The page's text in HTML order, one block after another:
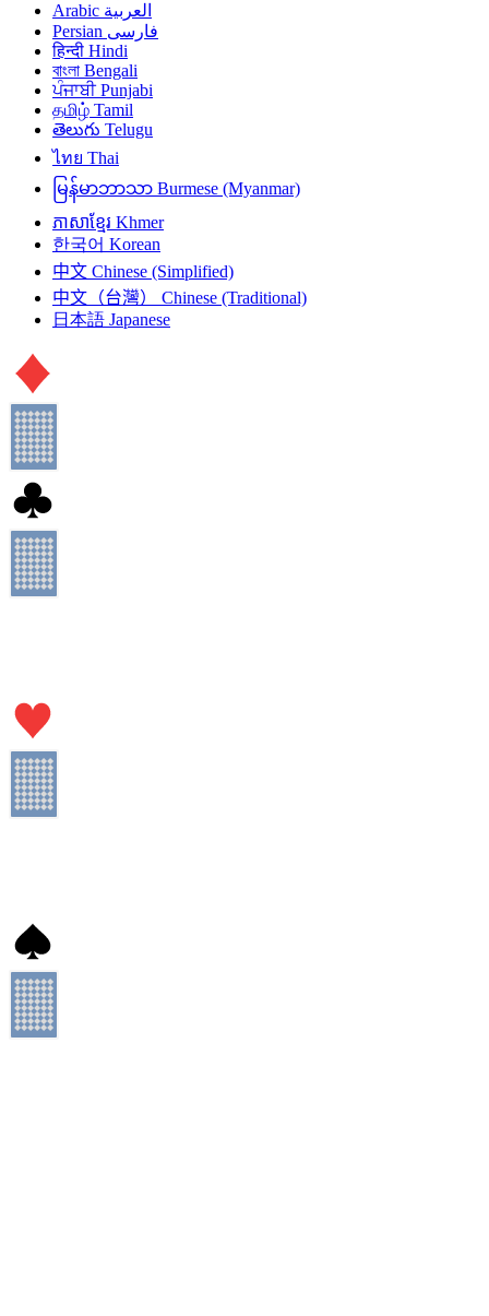
العربية Arabic
فارسی Persian
हिन्दी Hindi
বাংলা Bengali
ਪੰਜਾਬੀ Punjabi
தமிழ் Tamil
తెలుగు Telugu
ไทย Thai
မြန်မာဘာသာ Burmese (Myanmar)
ភាសាខ្មែរ Khmer
한국어 Korean
中文 Chinese (Simplified)
中文（台灣）
Chinese (Traditional)
日本語 Japanese